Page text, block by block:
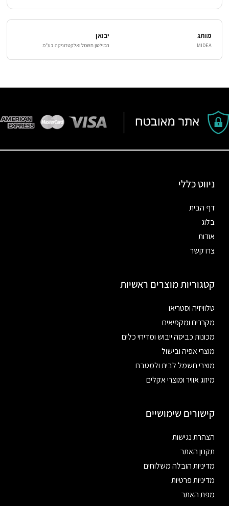
מותג
MIDEA
יבואן
המילטון חשמל ואלקטרוניקה בע"מ
ניווט כללי
דף הבית
בלוג
אודות
צרו קשר
קטגוריות מוצרים ראשיות
טלוויזיה וסטריאו
מקררים ומקפיאים
מכונות כביסה ייבוש ומדיחי כלים
מוצרי אפיה ובישול
מוצרי חשמל לבית ולמטבח
מיזוג אוויר ומוצרי אקלים
קישורים שימושיים
הצהרת נגישות
תקנון האתר
מדיניות הובלה משלוחים
מדיניות פרטיות
מפת האתר